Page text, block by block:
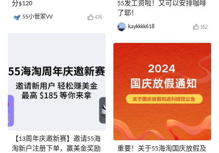
分$120
55小管家VV 476
【13周年庆邀新赛】邀请55海
淘新户注册下单，赢美金奖励
55发工资啦！又可以安排咖啡
了耶！
kaykkkk618 162
重要！关于55海淘国庆放假及